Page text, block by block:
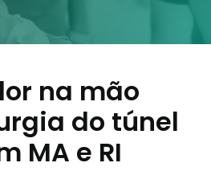
na mão
do túnel
MA e RI